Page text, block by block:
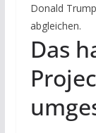
Donald
abgleichen.
Das